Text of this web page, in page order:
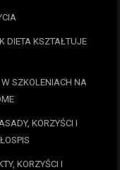
DIETA KSZTAŁTUJE
SZKOLENIACH NA
KORZYŚCI I
KORZYŚCI I